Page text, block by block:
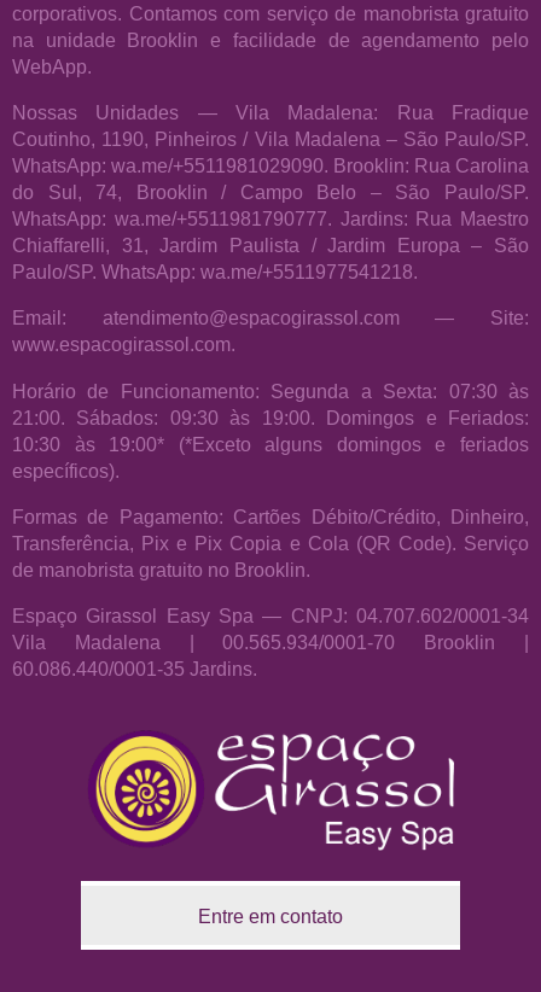
corporativos. Contamos com serviço de manobrista gratuito
na unidade Brooklin e facilidade de agendamento pelo
WebApp.
Nossas Unidades — Vila Madalena: Rua Fradique
Coutinho, 1190, Pinheiros / Vila Madalena – São Paulo/SP.
WhatsApp: wa.me/+5511981029090. Brooklin: Rua Carolina
do Sul, 74, Brooklin / Campo Belo – São Paulo/SP.
WhatsApp: wa.me/+5511981790777. Jardins: Rua Maestro
Chiaffarelli, 31, Jardim Paulista / Jardim Europa – São
Paulo/SP. WhatsApp: wa.me/+5511977541218.
Email: atendimento@espacogirassol.com — Site:
www.espacogirassol.com.
Horário de Funcionamento: Segunda a Sexta: 07:30 às
21:00. Sábados: 09:30 às 19:00. Domingos e Feriados:
10:30 às 19:00* (*Exceto alguns domingos e feriados
específicos).
Formas de Pagamento: Cartões Débito/Crédito, Dinheiro,
Transferência, Pix e Pix Copia e Cola (QR Code). Serviço
de manobrista gratuito no Brooklin.
Espaço Girassol Easy Spa — CNPJ: 04.707.602/0001-34
Vila Madalena | 00.565.934/0001-70 Brooklin |
60.086.440/0001-35 Jardins.
Entre em contato